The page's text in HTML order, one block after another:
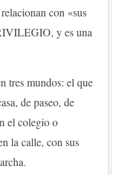
con «sus
y es una
tres mundos: el que
de paseo, de
el colegio o
la calle, con sus